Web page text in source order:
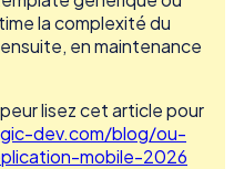
la complexité du
en maintenance
lisez cet article pour
dev.com/blog/ou-
mobile-2026